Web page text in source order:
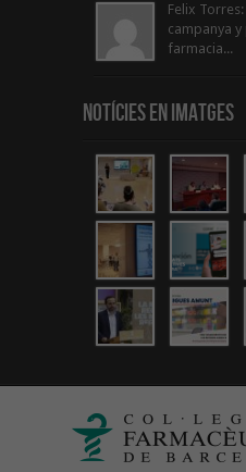
Felix
campanya
farmacia...
Notícies en Imatges